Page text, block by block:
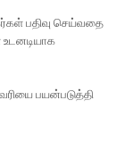
பதிவு செய்வதை
பயன்படுத்தி